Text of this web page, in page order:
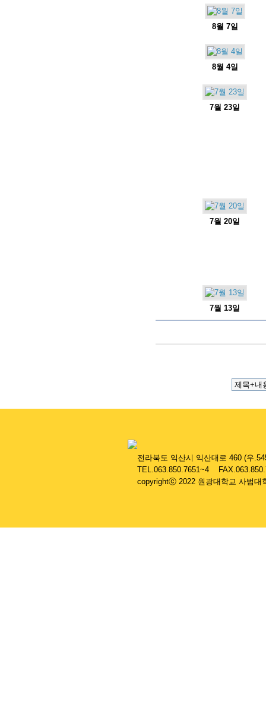
8월 7일
8월 4일
7월 23일
7월 20일
7월 13일
전라북도 익산시 익산대로 460 (우
TEL.063.850.7651~4
copyrightⓒ 2022 원광대학교 사범대